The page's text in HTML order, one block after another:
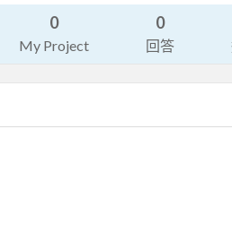
0
My Project
0
回答